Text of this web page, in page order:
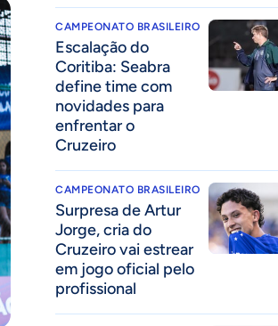
CAMPEONATO BRASILEIRO
Escalação do
Coritiba: Seabra
define time com
novidades para
enfrentar o
Cruzeiro
CAMPEONATO BRASILEIRO
Surpresa de Artur
Jorge, cria do
Cruzeiro vai estrear
em jogo oficial pelo
profissional